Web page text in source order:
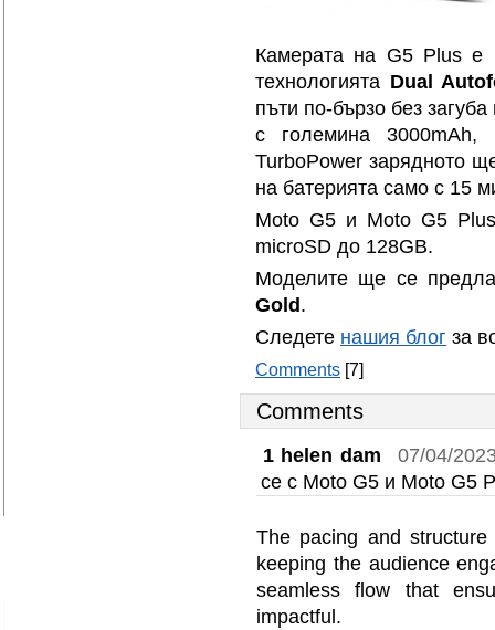
Камерата на G5 Plus е
технологията Dual
пъти по-бързо без
с големина
TurboPower зарядното
на батерията само с 15
Moto G5 и Moto G5
microSD до 128GB.
Моделите ще се
Gold .
Следете нашия блог за
Comments [7]
Comments
1 helen dam
07/04/
се с Moto G5 и Moto G5
The pacing and
keeping the audience
seamless flow that
impactful.